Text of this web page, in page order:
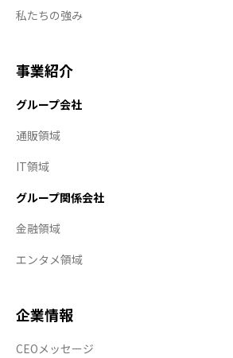
私たちの強み
事業紹介
グループ会社
通販領域
IT領域
グループ関係会社
金融領域
エンタメ領域
企業情報
CEOメッセージ